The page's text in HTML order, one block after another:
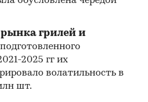
грилей и
подготовленного
2025 гг их
волатильность в
шт.